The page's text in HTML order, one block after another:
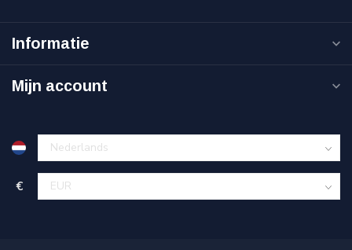
Informatie
Mijn account
€